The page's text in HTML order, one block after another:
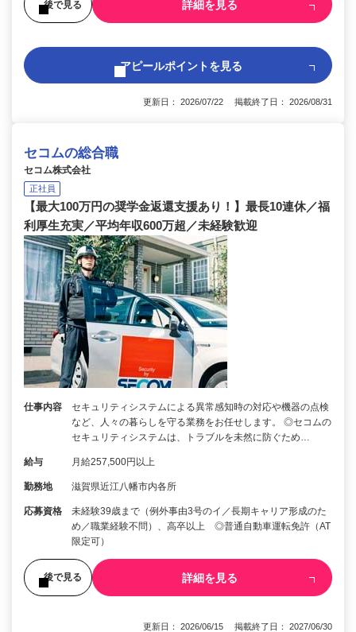
後で見る 詳細を見る
アピールポイントを見る
更新日： 2026/07/22 掲載終了日： 2026/08/31
セコムの総合職
セコム株式会社
正社員
【最大100万円の奨学金返還支援あり！】最長10連休／福
利厚生充実／平均年収600万超／未経験歓迎
仕事内容
セキュリティシステムによる異常感知時の対応や機器の点検
など、人々の暮らしを守る業務をお任せします。 ◎セコムの
セキュリティシステムは、トラブルを未然に防ぐため…
給与 月給257,500円以上
勤務地 滋賀県近江八幡市内各所
応募資格
未経験39歳まで（例外事由3号のイ／長期キャリア形成のた
め／職業経験不問）、高卒以上 ◎普通自動車運転免許（AT
限定可）
後で見る 詳細を見る
更新日： 2026/06/15 掲載終了日： 2027/06/30